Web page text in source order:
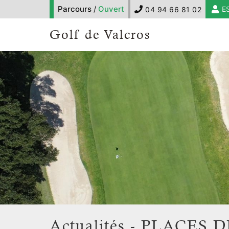
Parcours / Ouvert 04 94 66 81 02
Golf de Valcros